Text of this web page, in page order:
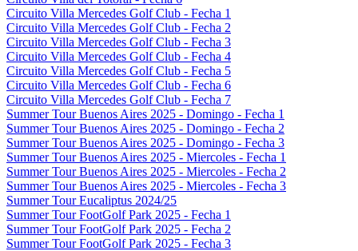
Circuito Villa Mercedes Golf Club - Fecha 1
Circuito Villa Mercedes Golf Club - Fecha 2
Circuito Villa Mercedes Golf Club - Fecha 3
Circuito Villa Mercedes Golf Club - Fecha 4
Circuito Villa Mercedes Golf Club - Fecha 5
Circuito Villa Mercedes Golf Club - Fecha 6
Circuito Villa Mercedes Golf Club - Fecha 7
Summer Tour Buenos Aires 2025 - Domingo - Fecha 1
Summer Tour Buenos Aires 2025 - Domingo - Fecha 2
Summer Tour Buenos Aires 2025 - Domingo - Fecha 3
Summer Tour Buenos Aires 2025 - Miercoles - Fecha 1
Summer Tour Buenos Aires 2025 - Miercoles - Fecha 2
Summer Tour Buenos Aires 2025 - Miercoles - Fecha 3
Summer Tour Eucaliptus 2024/25
Summer Tour FootGolf Park 2025 - Fecha 1
Summer Tour FootGolf Park 2025 - Fecha 2
Summer Tour FootGolf Park 2025 - Fecha 3